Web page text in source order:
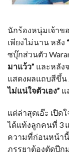
นักร้องหนุ่มเจ้าข
เพียงไม่นาน หลัง
ซบุ๊กส่วนตัว
มาแว้ว” และหลัง
แสดงผลแถบสีขึ้น
ไม่แน่ใจตัวเอง” แ
แต่ล่าสุดเอ๊ะ เปิด
ได้แท้งลูกคนที่ 3
ความที่ก่อนหน้า
ภรรยาต้องตัดปีก